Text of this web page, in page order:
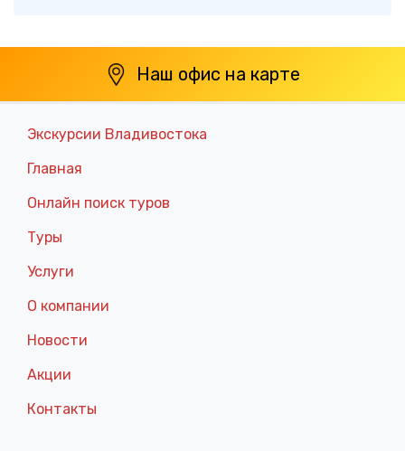
Наш офис на карте
Экскурсии Владивостока
Главная
Онлайн поиск туров
Туры
Услуги
О компании
Новости
Акции
Контакты